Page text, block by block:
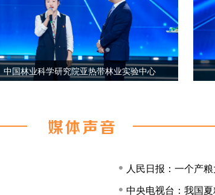
铁岭市粮食科学研究所
人民日报：一个产
中央电视台：我国